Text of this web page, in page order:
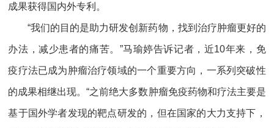
成果获得国内外专利。
“我们的目的是助力研发创新药物，找到治疗肿瘤更好的
办法，减少患者的痛苦。”马瑜婷告诉记者，近10年来，免
疫疗法已成为肿瘤治疗领域的一个重要方向，一系列突破性
的成果相继出现。“之前绝大多数肿瘤免疫药物和疗法主要是
基于国外学者发现的靶点研发的，但在国家的大力支持下，